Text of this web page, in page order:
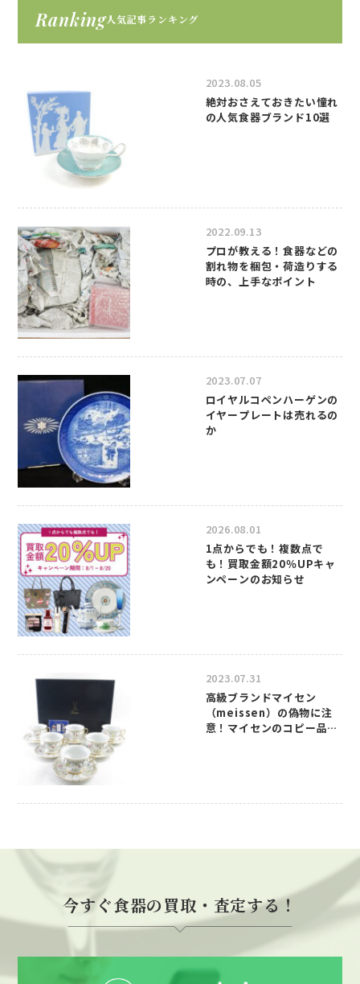
Ranking人気記事ランキング
2023.08.05
絶対おさえておきたい憧れ
の人気食器ブランド10選
2022.09.13
プロが教える！食器などの
割れ物を梱包・荷造りする
時の、上手なポイント
2023.07.07
ロイヤルコペンハーゲンの
イヤープレートは売れるの
か
2026.08.01
1点からでも！複数点で
も！買取金額20％UPキャ
ンペーンのお知らせ
2023.07.31
高級ブランドマイセン
（meissen）の偽物に注
意！マイセンのコピー品の
今すぐ食器の買取・査定する！